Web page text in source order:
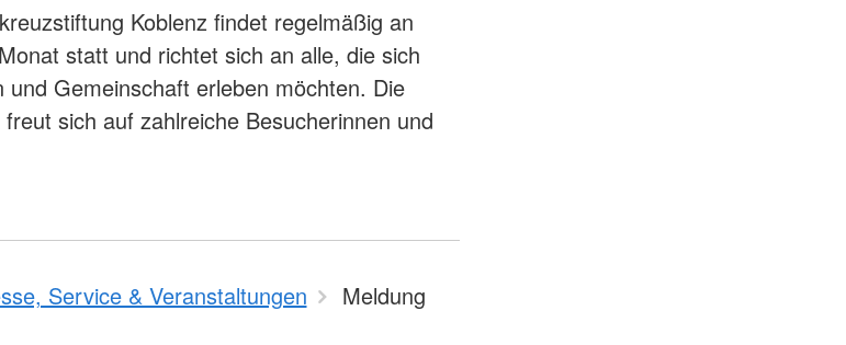
Koblenz findet regelmäßig an
statt und richtet sich an alle, die sich
Gemeinschaft erleben möchten. Die
sich auf zahlreiche Besucherinnen und
Service & Veranstaltungen Meldung